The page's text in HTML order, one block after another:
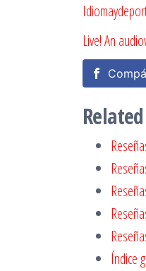
Live! An
Índice